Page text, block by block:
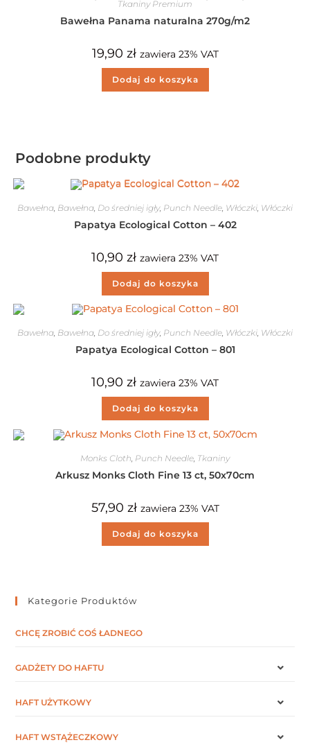
Tkaniny Premium
Bawełna Panama naturalna 270g/m2
19,90 zł zawiera 23% VAT
Dodaj do koszyka
Podobne produkty
Bawełna Bawełna Do średniej igły, Punch Needle Włóczki Włóczki
Papatya Ecological Cotton – 402
10,90 zł zawiera 23% VAT
Dodaj do koszyka
Bawełna, Bawełna, Do średniej igły, Punch Needle, Włóczki, Włóczki
Papatya Ecological Cotton – 801
10,90 zł zawiera 23% VAT
Dodaj do koszyka
Monks Cloth, Punch Needle, Tkaniny
Arkusz Monks Cloth Fine 13 ct, 50x70cm
57,90 zł zawiera 23% VAT
Dodaj do koszyka
Kategorie Produktów
CHCĘ ZROBIĆ COŚ ŁADNEGO
GADŻETY DO HAFTU
HAFT UŻYTKOWY
HAFT WSTĄŻECZKOWY